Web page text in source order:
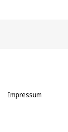
Impressum